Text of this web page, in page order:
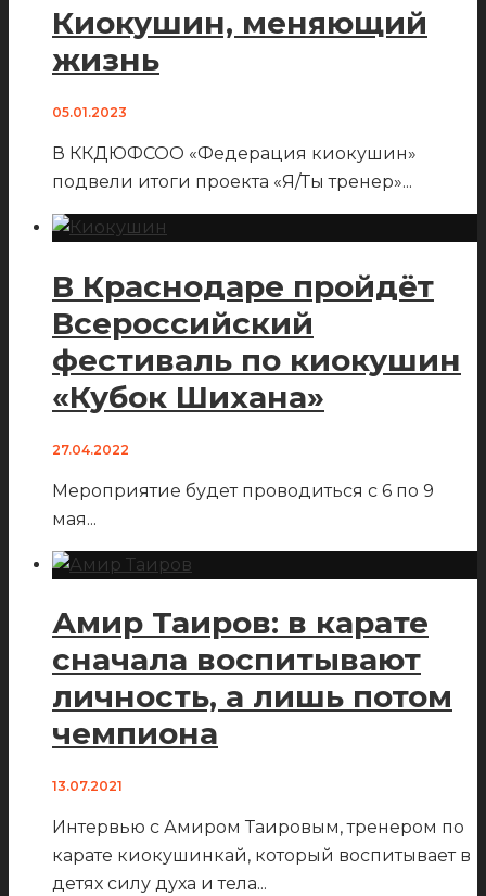
Киокушин, меняющий
жизнь
05.01.2023
В ККДЮФСОО «Федерация киокушин»
подвели итоги проекта «Я/Ты тренер»...
В Краснодаре пройдёт
Всероссийский
фестиваль по киокушин
«Кубок Шихана»
27.04.2022
Мероприятие будет проводиться с 6 по 9
мая...
Амир Таиров: в карате
сначала воспитывают
личность, а лишь потом
чемпиона
13.07.2021
Интервью с Амиром Таировым, тренером по
карате киокушинкай, который воспитывает в
детях силу духа и тела...